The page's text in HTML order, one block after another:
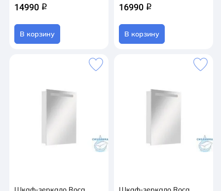
14990 q
В корзину
16990 q
В корзину